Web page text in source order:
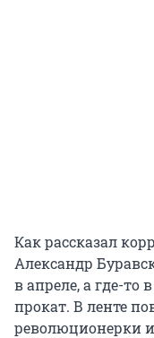
Как рассказал
Александр
в апреле, а где-
прокат. В ленте
революционерки